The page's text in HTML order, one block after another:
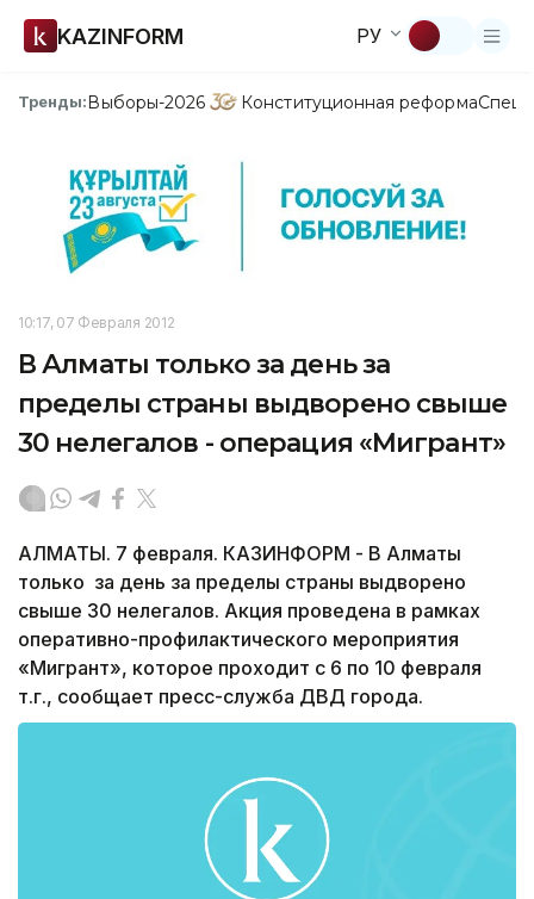
KAZINFORM РУ
Тренды:Выборы-2026 Конституционная реформа
10:17, 07 Февраля 2012
В Алматы только за день за
пределы страны выдворено свыше
30 нелегалов - операция «Мигрант»
АЛМАТЫ. 7 февраля. КАЗИНФОРМ - В Алматы
только за день за пределы страны выдворено
свыше 30 нелегалов. Акция проведена в рамках
оперативно-профилактического мероприятия
«Мигрант», которое проходит с 6 по 10 февраля
т.г., сообщает пресс-служба ДВД города.